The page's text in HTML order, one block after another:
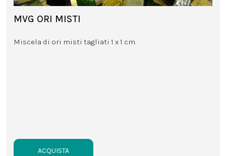
MVG ORI MISTI
Miscela di ori misti tagliati 1 x 1 cm.
ACQUISTA